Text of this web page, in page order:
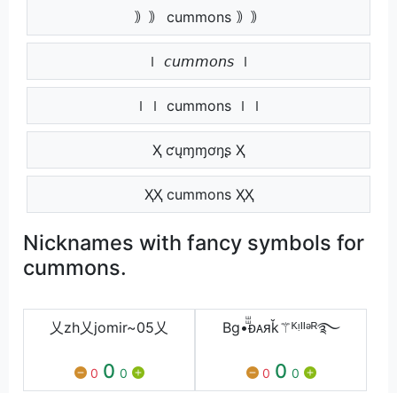
｠｠ cummons ｠｠
ｌ 𝘤𝘶𝘮𝘮𝘰𝘯𝘴 ｌ
ｌｌ cummons ｌｌ
Ҳ ƈųɱɱơŋʂ Ҳ
ҲҲ cummons ҲҲ
Nicknames with fancy symbols for
cummons.
乂zh乂jomir~05乂‌‌
0 0 0
Bg•ⷲⷲᴆᴀᴙǩ⚚ᴷᵎᴵᴵᵊᴿ࿐
0 0 0